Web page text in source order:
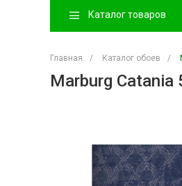
Каталог товаров
Главная / Каталог обоев /
Marburg Catania